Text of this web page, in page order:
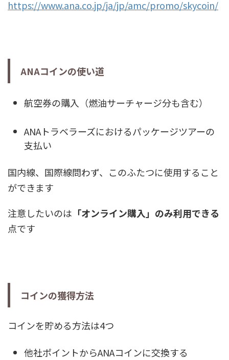
https://www.ana.co.jp/ja/jp/amc/promo/skycoin/
ANAコインの使い道
航空券の購入（燃油サーチャージ分も含む）
ANAトラベラーズにおけるパッケージツアーの
支払い
国内線、国際線問わず、このふたつに使用すること
ができます
注意したいのは 「オンライン購入」のみ利用できる
点です
コインの獲得方法
コインを貯める方法は4つ
他社ポイントからANAコインに交換する